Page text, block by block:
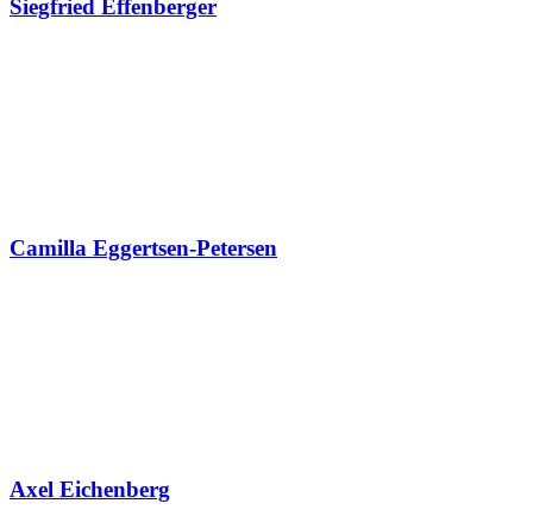
Siegfried Effenberger
Camilla Eggertsen-Petersen
Axel Eichenberg